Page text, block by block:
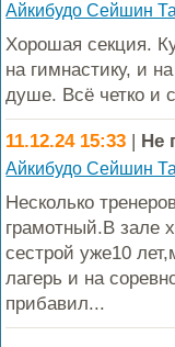
Айкибудо Сейшин
Хорошая секция.
на гимнастику, и
душе. Всё четко и
11.12.24 15:33 | Не
Айкибудо Сейшин
Несколько
грамотный.В зале
сестрой уже10
лагерь и на
прибавил...